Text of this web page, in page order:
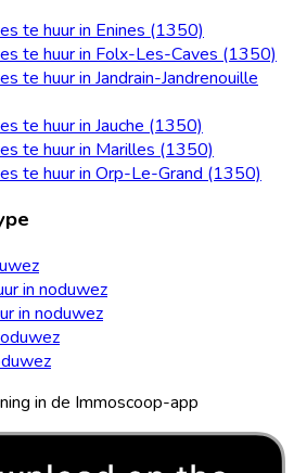
te huur in Enines (1350)
te huur in Folx-Les-Caves (1350)
te huur in Jandrain-Jandrenouille
te huur in Jauche (1350)
te huur in Marilles (1350)
te huur in Orp-Le-Grand (1350)
in noduwez
in noduwez
in de Immoscoop-app